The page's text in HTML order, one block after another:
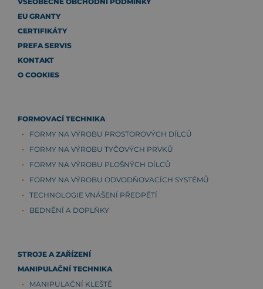
EU GRANTY
CERTIFIKÁTY
PREFA SERVIS
KONTAKT
O COOKIES
FORMOVACÍ TECHNIKA
FORMY NA VÝROBU PROSTOROVÝCH DÍLCŮ
FORMY NA VÝROBU TYČOVÝCH PRVKŮ
FORMY NA VÝROBU PLOŠNÝCH DÍLCŮ
FORMY NA VÝROBU ODVODŇOVACÍCH SYSTÉMŮ
TECHNOLOGIE VNÁŠENÍ PŘEDPĚTÍ
BEDNĚNÍ A DOPLŇKY
STROJE A ZAŘÍZENÍ
MANIPULAČNÍ TECHNIKA
MANIPULAČNÍ KLEŠTĚ